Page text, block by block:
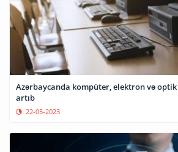
Azərbaycanda kompüter, elektron və optik
artıb
22-05-2023